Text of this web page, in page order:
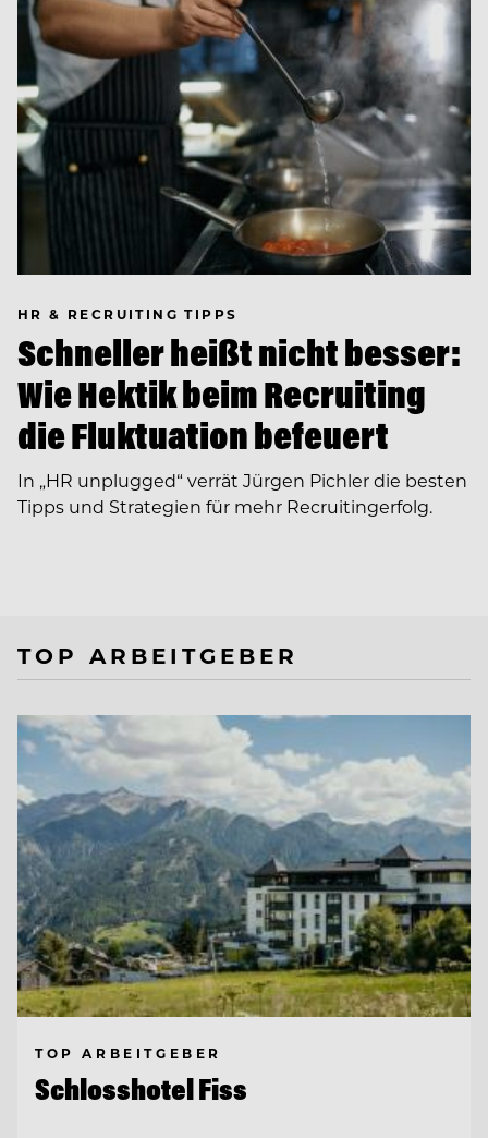
HR & RECRUITING TIPPS
Schneller heißt nicht besser:
Wie Hektik beim Recruiting
die Fluktuation befeuert
In ­„HR unplugged“ verrät Jürgen Pichler die besten
Tipps und Strategien für mehr Recruitingerfolg.
TOP ARBEITGEBER
TOP ARBEITGEBER
Schlosshotel Fiss